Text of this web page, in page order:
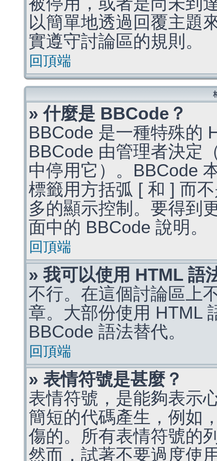
以簡單地透過回覆主題
實遵守討論區的規則。
回頂端
» 什麼是 BBCode？
BBCode 是一種特殊的
BBCode 由管理者決定
中停用它）。BBCode
標籤用方括弧 [ 和 ] 而
多的顯示控制。要得到
面中的 BBCode 說明。
回頂端
» 我可以使用 HTML 語
不行。在這個討論區上
章。大部份使用 HTML
BBCode 語法替代。
回頂端
» 表情符號是甚麼？
表情符號，是能夠表示
簡短的代碼產生，例如
傷的。所有表情符號的
然而，試著不要過度使